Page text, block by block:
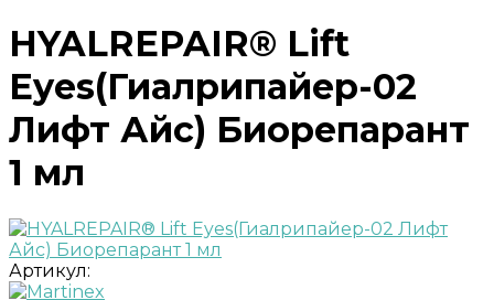
HYALREPAIR® Lift
Eyes(Гиалрипайер-02
Лифт Айс) Биорепарант
1 мл
Артикул: